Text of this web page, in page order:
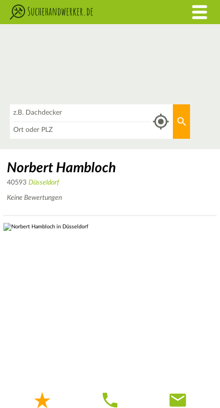
Norbert Hambloch
40593 Düsseldorf
Keine Bewertungen